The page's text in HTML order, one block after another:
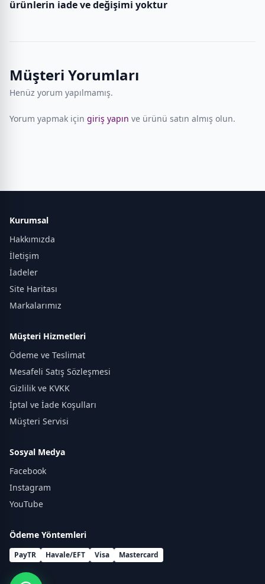
ürünlerin iade ve değişimi yoktur
Müşteri Yorumları
Henüz yorum yapılmamış.
Yorum yapmak için giriş yapın ve ürünü satın almış olun.
Kurumsal
Hakkımızda
İletişim
İadeler
Site Haritası
Markalarımız
Müşteri Hizmetleri
Ödeme ve Teslimat
Mesafeli Satış Sözleşmesi
Gizlilik ve KVKK
İptal ve İade Koşulları
Müşteri Servisi
Sosyal Medya
Facebook
Instagram
YouTube
Ödeme Yöntemleri
PayTR Havale/EFT Visa Mastercard